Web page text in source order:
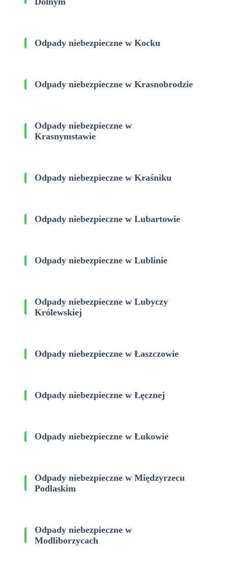
Odpady niebezpieczne w Kocku
Odpady niebezpieczne w Krasnobrodzie
Odpady niebezpieczne w
Krasnymstawie
Odpady niebezpieczne w Kraśniku
Odpady niebezpieczne w Lubartowie
Odpady niebezpieczne w Lublinie
Odpady niebezpieczne w Lubyczy
Królewskiej
Odpady niebezpieczne w Łaszczowie
Odpady niebezpieczne w Łęcznej
Odpady niebezpieczne w Łukowie
Odpady niebezpieczne w Międzyrzecu
Podlaskim
Odpady niebezpieczne w
Modliborzycach